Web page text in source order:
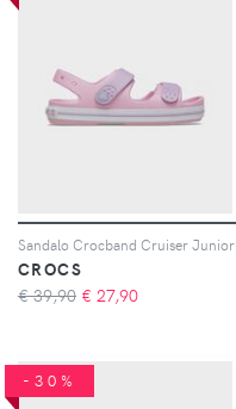
Sandalo Crocband Cruiser Junior
CROCS
€ 39,90 € 27,90
-30%